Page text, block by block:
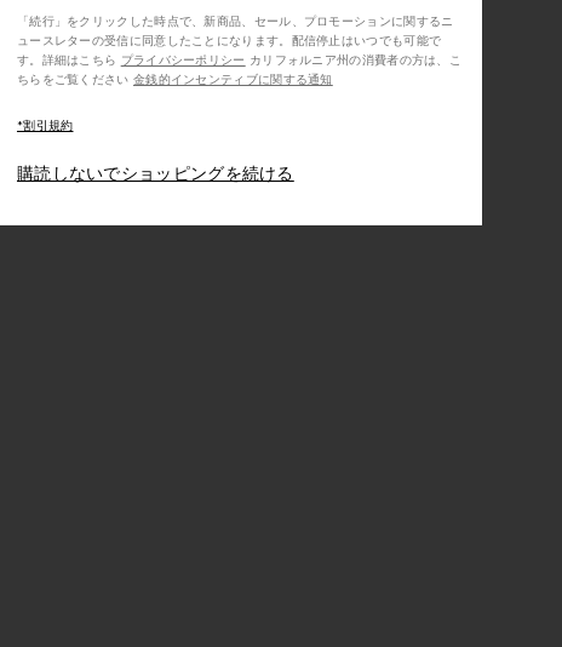
「続行」をクリックした時点で、新商品、セール、プロモーションに関するニ
ュースレターの受信に同意したことになります。配信停止はいつでも可能で
す。詳細はこちら プライバシーポリシー
ちらをご覧ください 金銭的インセンティブに関する通知
*割引規約
購読しないでショッピングを続ける